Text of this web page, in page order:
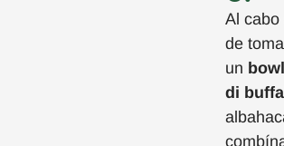
Al cabo
de
un bowl
di